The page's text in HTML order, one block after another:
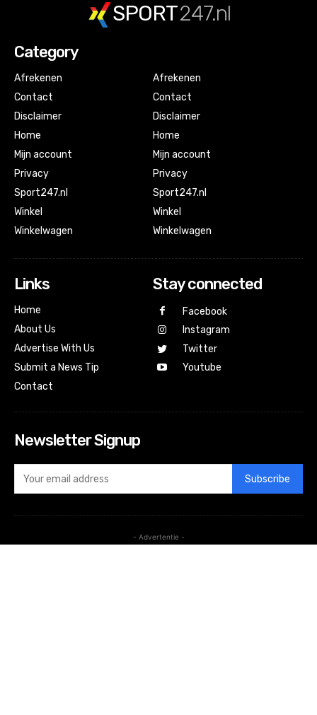
SPORT247.nl
Category
Afrekenen
Contact
Disclaimer
Home
Mijn account
Privacy
Sport247.nl
Winkel
Winkelwagen
Afrekenen
Contact
Disclaimer
Home
Mijn account
Privacy
Sport247.nl
Winkel
Winkelwagen
Links
Home
About Us
Advertise With Us
Submit a News Tip
Contact
Stay connected
Facebook
Instagram
Twitter
Youtube
Newsletter Signup
Subscribe
- Advertentie -